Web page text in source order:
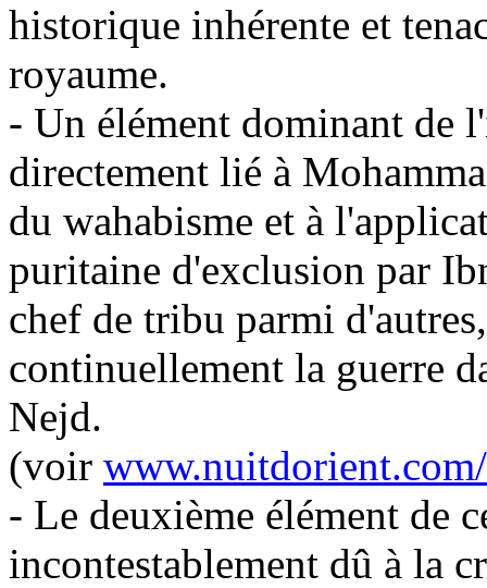
historique inhérente et
royaume.
- Un élément dominant de
directement lié à
du wahabisme et à
puritaine d'exclusion par
chef de tribu parmi
continuellement la guerre
Nejd.
(voir
- Le deuxième élément de
incontestablement dû à la